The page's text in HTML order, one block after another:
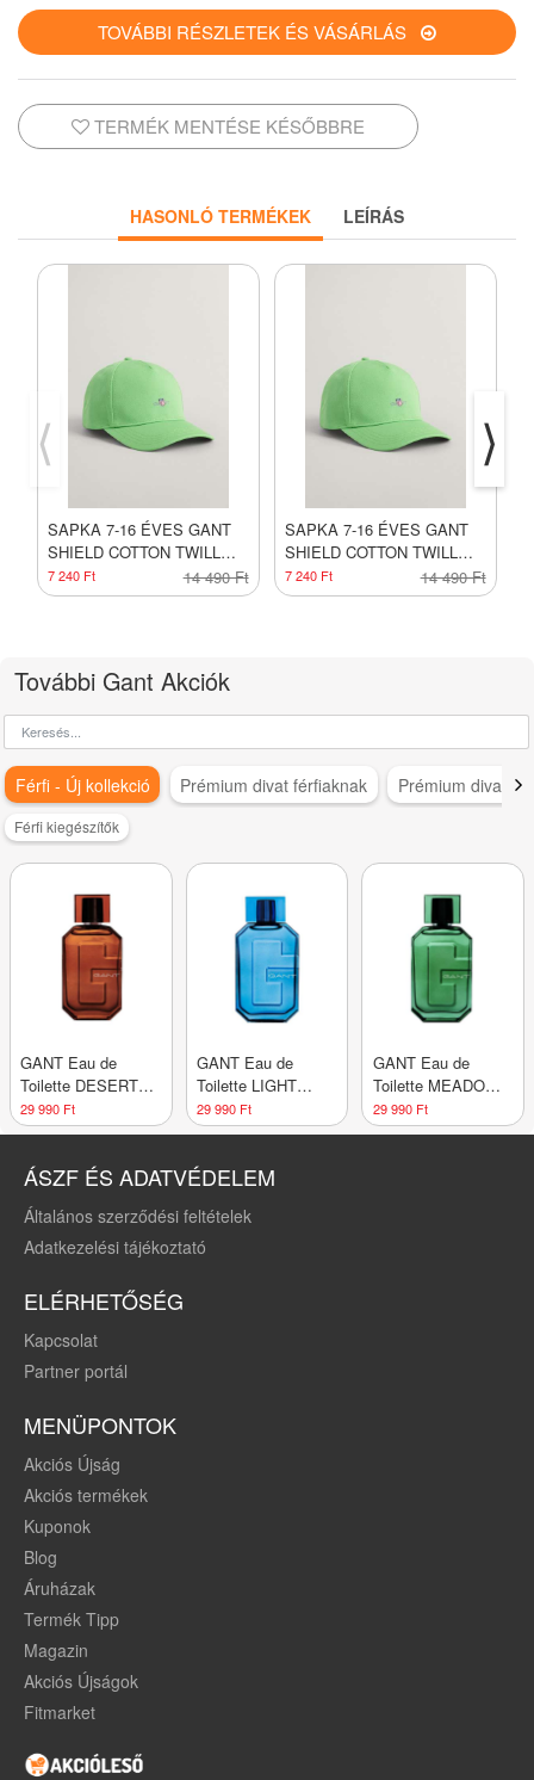
TOVÁBBI RÉSZLETEK ÉS VÁSÁRLÁS
TERMÉK MENTÉSE KÉSŐBBRE
HASONLÓ TERMÉKEK LEÍRÁS
⟨
SAPKA 7-16 ÉVES GANT
SHIELD COTTON TWILL
CAP SLIME GREEN
7 240 Ft 14 490 Ft
SAPKA 7-16 ÉVES GANT
SHIELD COTTON TWILL
CAP SLIME GREEN
7 240 Ft 14 490 Ft
⟩
További Gant Akciók
Férfi - Új kollekció Prémium divat férfiaknak Prémium divat
Férfi kiegészítők
GANT Eau de
Toilette DESERT
BROWN3
29 990 Ft
GANT Eau de
Toilette LIGHT
BLUE2
29 990 Ft
GANT Eau de
Toilette MEADOW
BREEZE
29 990 Ft
ÁSZF ÉS ADATVÉDELEM
Általános szerződési feltételek
Adatkezelési tájékoztató
ELÉRHETŐSÉG
Kapcsolat
Partner portál
MENÜPONTOK
Akciós Újság
Akciós termékek
Kuponok
Blog
Áruházak
Termék Tipp
Magazin
Akciós Újságok
Fitmarket